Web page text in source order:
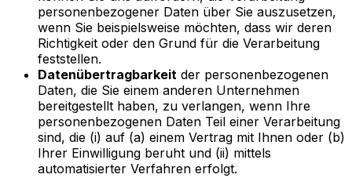
personenbezogener Daten über Sie auszusetzen,
wenn Sie beispielsweise möchten, dass wir deren
Richtigkeit oder den Grund für die Verarbeitung
feststellen.
Datenübertragbarkeit der personenbezogenen
Daten, die Sie einem anderen Unternehmen
bereitgestellt haben, zu verlangen, wenn Ihre
personenbezogenen Daten Teil einer Verarbeitung
sind, die (i) auf (a) einem Vertrag mit Ihnen oder (b)
Ihrer Einwilligung beruht und (ii) mittels
automatisierter Verfahren erfolgt.